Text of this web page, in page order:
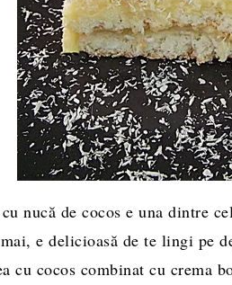
nucă de cocos e una dintre
e delicioasă de te lingi pe
cu cocos combinat cu crema